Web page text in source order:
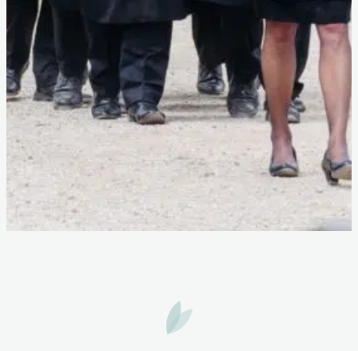
Sterrenstilte
Over Aurelia
Condoleanceregister
Contact